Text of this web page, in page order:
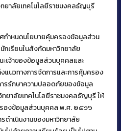
าลัยเทคโนโลยีราชมงคลธัญบุรี
กำหนดนโยบายคุ้มครองข้อมูลส่วน
เรียนในสังกัดมหาวิทยาลัย
ะเจ้าของข้อมูลส่วนบุคคลและ
แนวทางการจัดการและการคุ้มครอง
รรักษาความปลอดภัยของข้อมูล
ยาลัยเทคโนโลยีราชมงคลธัญบุรี ให้
องข้อมูลส่วนบุคคล พ.ศ. ๒๕๖๖
ดำเนินงานของมหาวิทยาลัย
ติดต่อคณะเทคโนโลยีคหกรรมศาสตร์
39 หมู่ 1
ต.คลองหก อ. คลองหลวง
จ.ปทุมธานี 12120
โทร 02 549 3161
Facebook
Instagram
Mail